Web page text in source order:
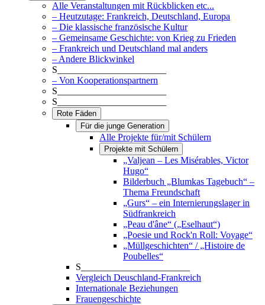
Alle Veranstaltungen mit Rückblicken etc...
– Heutzutage: Frankreich, Deutschland, Europa
– Die klassische französische Kultur
– Gemeinsame Geschichte: von Krieg zu Frieden
– Frankreich und Deutschland mal anders
– Andere Blickwinkel
S_______________________
– Von Kooperationspartnern
S_______________________
S_______________________
Rote Fäden
Für die junge Generation
Alle Projekte für/mit Schülern
Projekte mit Schülern
„Valjean – Les Misérables, Victor
Hugo“
Bilderbuch „Blumkas Tagebuch“ –
Thema Freundschaft
„Gurs“ – ein Internierungslager in
Südfrankreich
„Peau d'âne“ („Eselhaut“)
„Poesie und Rock'n Roll: Voyage“
„Müllgeschichten“ / „Histoire de
Poubelles“
S_______________________
Vergleich Deuschland-Frankreich
Internationale Beziehungen
Frauengeschichte